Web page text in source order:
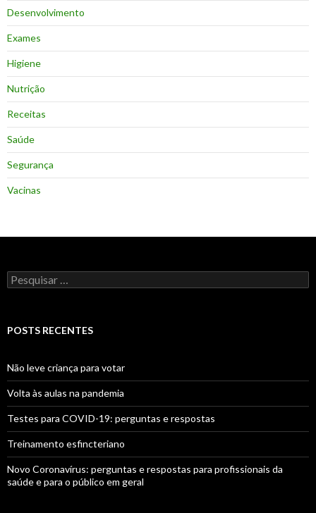
Desenvolvimento
Exames
Higiene
Nutrição
Receitas
Saúde
Segurança
Vacinas
Pesquisar
por:
POSTS RECENTES
Não leve criança para votar
Volta às aulas na pandemia
Testes para COVID-19: perguntas e respostas
Treinamento esfincteriano
Novo Coronavírus: perguntas e respostas para profissionais da
saúde e para o público em geral